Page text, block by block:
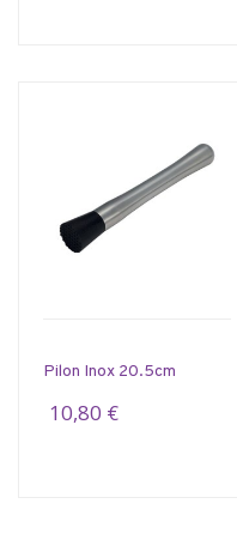
Pilon Inox 20.5cm
10,80 €